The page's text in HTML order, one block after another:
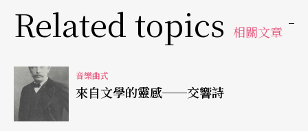
弦時稱之爲正格終止式，由VI級接I級時稱之爲變格
終止式。若最高音和最低音呈現八度音程，則稱之
現三度則稱之爲三音位置。一般來說八音位置最爲
穩定，最具強調性與終止感。
Related topics 相關文章
音樂曲式
來自文學的靈感──交響詩